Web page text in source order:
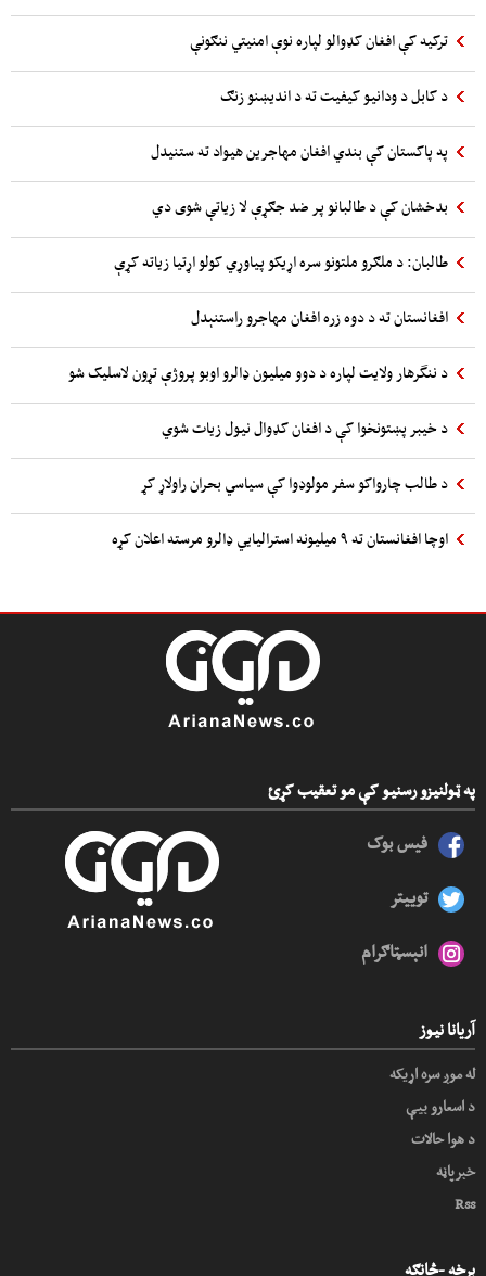
ترکیه کې افغان کډوالو لپاره نوې امنیتي ننګونې
د کابل د ودانیو کیفیت ته د اندیښنو زنګ
په پاکستان کې بندي افغان مهاجرین هیواد ته ستنیدل
بدخشان کې د طالبانو پر ضد جګړې لا زیاتې شوی دي
طالبان: د ملګرو ملتونو سره اړیکو پیاوړي کولو اړتیا زیاته کړې
افغانستان ته د دوه زره افغان مهاجرو راستنېدل
د ننگرهار ولایت لپاره د دوو میلیون ډالرو اوبو پروژې تړون لاسلیک شو
د خیبر پښتونخوا کې د افغان کډوال نیول زیات شوي
د طالب چارواکو سفر مولوډوا کې سیاسي بحران راولاړ کړ
اوچا افغانستان ته ۹ میلیونه استرالیایي ډالرو مرسته اعلان کړه
په ټولنیزو رسنیو کې مو تعقیب کړئ
فیس بوک
توییتر
انېسټاګرام
آریانا نیوز
له موږ سره اړیکه
د اسعارو بیې
د هوا حالات
خبرپاڼه
Rss
برخه -څانګه